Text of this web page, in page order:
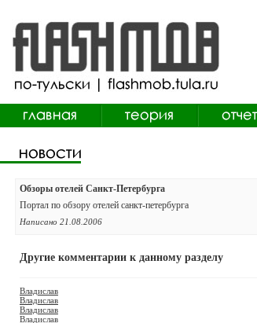
Обзоры отелей Санкт-Петербурга
Портал по обзору отелей санкт-петербурга
Написано 21.08.2006
Другие комментарии к данному разделу
Владислав
Владислав
Владислав
Владислав